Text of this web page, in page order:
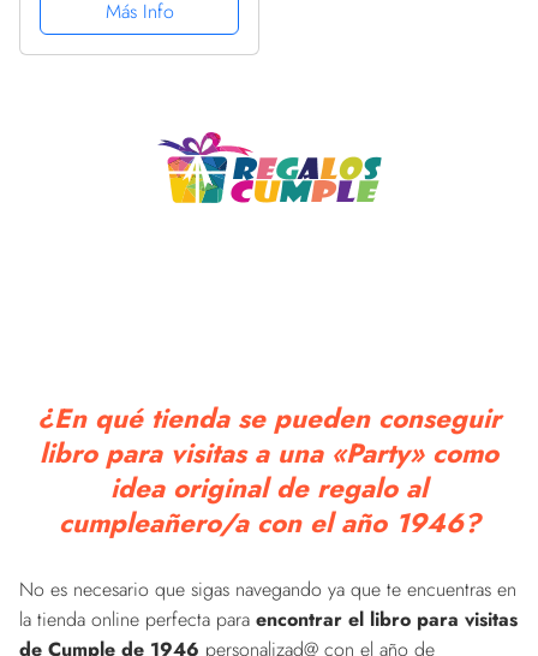
de felicitaciones, idea
de regalo, regalo Para la
Más Info
¿En qué tienda se pueden conseguir
libro para visitas a una «Party» como
idea original de regalo al
cumpleañero/a con el año 1946?
No es necesario que sigas navegando ya que te encuentras en
la tienda online perfecta para encontrar el libro para visitas
de Cumple de 1946 personalizad@ con el año de